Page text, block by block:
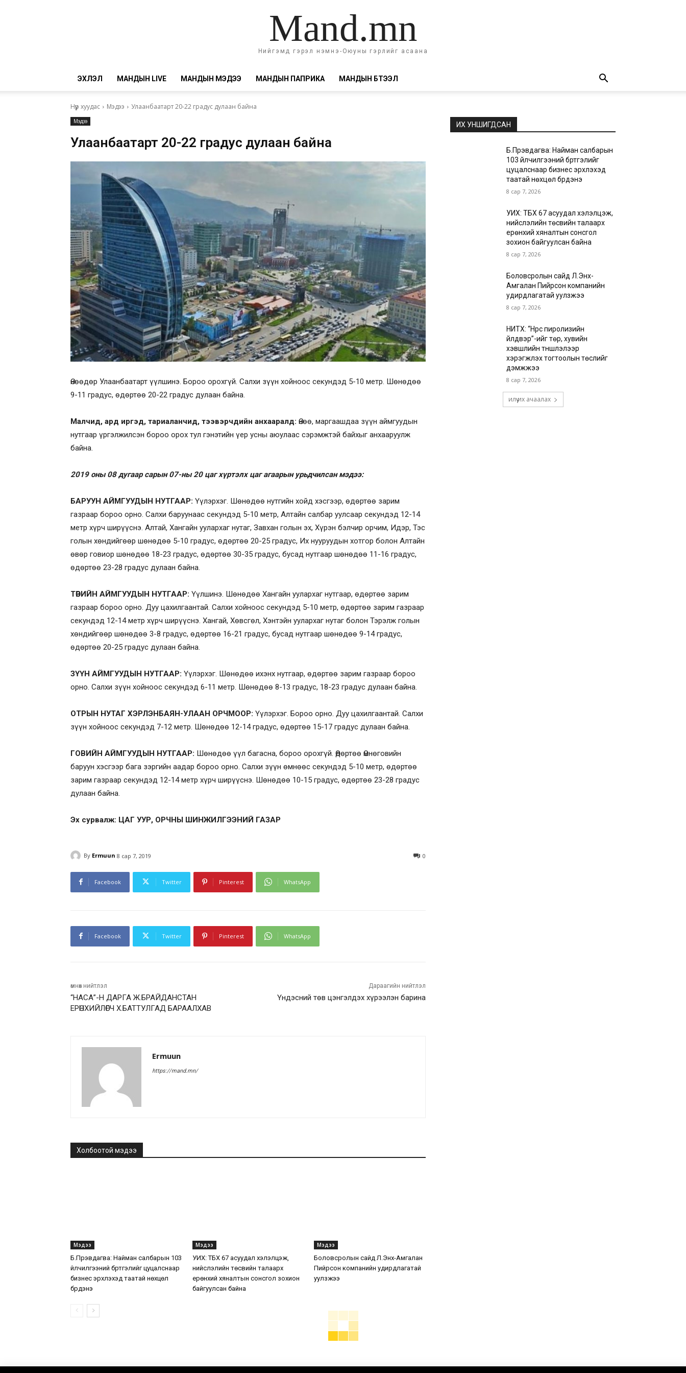
Mand.mn
Нийгэмд гэрэл нэмнэ-Оюуны гэрлийг асаана
ЭХЛЭЛ МАНДЫН LIVE МАНДЫН МЭДЭЭ МАНДЫН ПАПРИКА МАНДЫН БҮТЭЭЛ
Нүүр хуудас Мэдээ Улаанбаатарт 20-22 градус дулаан байна
Мэдээ
Улаанбаатарт 20-22 градус дулаан байна
Өнөөдөр Улаанбаатарт үүлшинэ. Бороо орохгүй. Салхи зүүн хойноос секундэд 5-10 метр. Шөнөдөө
9-11 градус, өдөртөө 20-22 градус дулаан байна.
Малчид, ард иргэд, тариаланчид, тээвэрчдийн анхааралд: Өнөө, маргаашдаа зүүн аймгуудын
нутгаар үргэлжилсэн бороо орох тул гэнэтийн үер усны аюулаас сэрэмжтэй байхыг анхааруулж
байна.
2019 оны 08 дугаар сарын 07-ны 20 цаг хүртэлх цаг агаарын урьдчилсан мэдээ:
БАРУУН АЙМГУУДЫН НУТГААР: Үүлэрхэг. Шөнөдөө нутгийн хойд хэсгээр, өдөртөө зарим
газраар бороо орно. Салхи баруунаас секундэд 5-10 метр, Алтайн салбар уулсаар секундэд 12-14
метр хүрч ширүүснэ. Алтай, Хангайн уулархаг нутаг, Завхан голын эх, Хүрэн бэлчир орчим, Идэр, Тэс
голын хөндийгөөр шөнөдөө 5-10 градус, өдөртөө 20-25 градус, Их нууруудын хотгор болон Алтайн
өвөр говиор шөнөдөө 18-23 градус, өдөртөө 30-35 градус, бусад нутгаар шөнөдөө 11-16 градус,
өдөртөө 23-28 градус дулаан байна.
ТӨВИЙН АЙМГУУДЫН НУТГААР: Үүлшинэ. Шөнөдөө Хангайн уулархаг нутгаар, өдөртөө зарим
газраар бороо орно. Дуу цахилгаантай. Салхи хойноос секундэд 5-10 метр, өдөртөө зарим газраар
секундэд 12-14 метр хүрч ширүүснэ. Хангай, Хөвсгөл, Хэнтэйн уулархаг нутаг болон Тэрэлж голын
хөндийгөөр шөнөдөө 3-8 градус, өдөртөө 16-21 градус, бусад нутгаар шөнөдөө 9-14 градус,
өдөртөө 20-25 градус дулаан байна.
ЗҮҮН АЙМГУУДЫН НУТГААР: Үүлэрхэг. Шөнөдөө ихэнх нутгаар, өдөртөө зарим газраар бороо
орно. Салхи зүүн хойноос секундэд 6-11 метр. Шөнөдөө 8-13 градус, 18-23 градус дулаан байна.
ОТРЫН НУТАГ ХЭРЛЭНБАЯН-УЛААН ОРЧМООР: Үүлэрхэг. Бороо орно. Дуу цахилгаантай. Салхи
зүүн хойноос секундэд 7-12 метр. Шөнөдөө 12-14 градус, өдөртөө 15-17 градус дулаан байна.
ГОВИЙН АЙМГУУДЫН НУТГААР: Шөнөдөө үүл багасна, бороо орохгүй. Өдөртөө Өмнөговийн
баруун хэсгээр бага зэргийн аадар бороо орно. Салхи зүүн өмнөөс секундэд 5-10 метр, өдөртөө
зарим газраар секундэд 12-14 метр хүрч ширүүснэ. Шөнөдөө 10-15 градус, өдөртөө 23-28 градус
дулаан байна.
Эх сурвалж: ЦАГ УУР, ОРЧНЫ ШИНЖИЛГЭЭНИЙ ГАЗАР
By Ermuun 8 сар 7, 2019 0
Facebook Twitter Pinterest WhatsApp
Facebook Twitter Pinterest WhatsApp
өмнөх нийтлэл
“НАСА”-Н ДАРГА Ж.БРАЙДАНСТАН
ЕРӨНХИЙЛӨГЧ Х.БАТТУЛГАД БАРААЛХАВ
Дараагийн нийтлэл
Үндэсний төв цэнгэлдэх хүрээлэн барина
Ermuun
https://mand.mn/
Холбоотой мэдээ
Мэдээ
Б.Пүрэвдагва: Найман салбарын 103
үйлчилгээний бүртгэлийг цуцалснаар
бизнес эрхлэхэд таатай нөхцөл
бүрдэнэ
Мэдээ
УИХ: ТБХ 67 асуудал хэлэлцэж,
нийслэлийн төсвийн талаарх
ерөнхий хяналтын сонсгол зохион
байгуулсан байна
Мэдээ
Боловсролын сайд Л.Энх-Амгалан
Пийрсон компанийн удирдлагатай
уулзжээ
ИХ УНШИГДСАН
Б.Пүрэвдагва: Найман салбарын
103 үйлчилгээний бүртгэлийг
цуцалснаар бизнес эрхлэхэд
таатай нөхцөл бүрдэнэ
8 сар 7, 2026
УИХ: ТБХ 67 асуудал хэлэлцэж,
нийслэлийн төсвийн талаарх
ерөнхий хяналтын сонсгол
зохион байгуулсан байна
8 сар 7, 2026
Боловсролын сайд Л.Энх-
Амгалан Пийрсон компанийн
удирдлагатай уулзжээ
8 сар 7, 2026
НИТХ: “Нүүрс пиролизийн
үйлдвэр”-ийг төр, хувийн
хэвшлийн түншлэлээр
хэрэгжүүлэх тогтоолын төслийг
дэмжжээ
8 сар 7, 2026
илүү их ачаалах